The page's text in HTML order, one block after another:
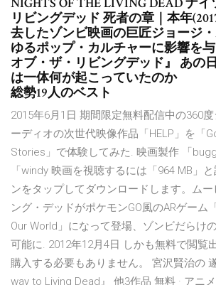
NIGHTS OF THE LIVING DEAD ナ
リビングデッド 死者の章｜本年
去したゾンビ映画の巨匠ジョージ
ゆるポップ・カルチャーに影響を
オブ・ザ・リビングデッド』 あの
は一体何が起こっていたのか
総勢19人のベスト
2015年6月1日 期間限定無料配信中の360
ーディオの次世代映像作品「HELP」を「
Stories」で体験してみた. 映画製作 「
「windy 映画を視聴するには「964 MB」
ンをタップしてダウンロードします。ム
ング・デッドがポケモンGO風のARゲーム
Our World」になって登場、ゾンビだらけ
可能に. 2012年12月4日 しかも無料で閲覧
購入する必要もありません。 宮沢賢治の
way to Living Dead』 他3作品 無料 · アニ